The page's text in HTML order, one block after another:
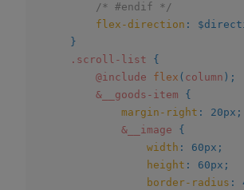
/* #endif */
flex-direction :
}
.scroll-list
{
@include
flex ( column ) ;
&__goods-item
{
margin-right : 20px ;
&__image
{
width : 60px ;
height : 60px ;
border-radius :